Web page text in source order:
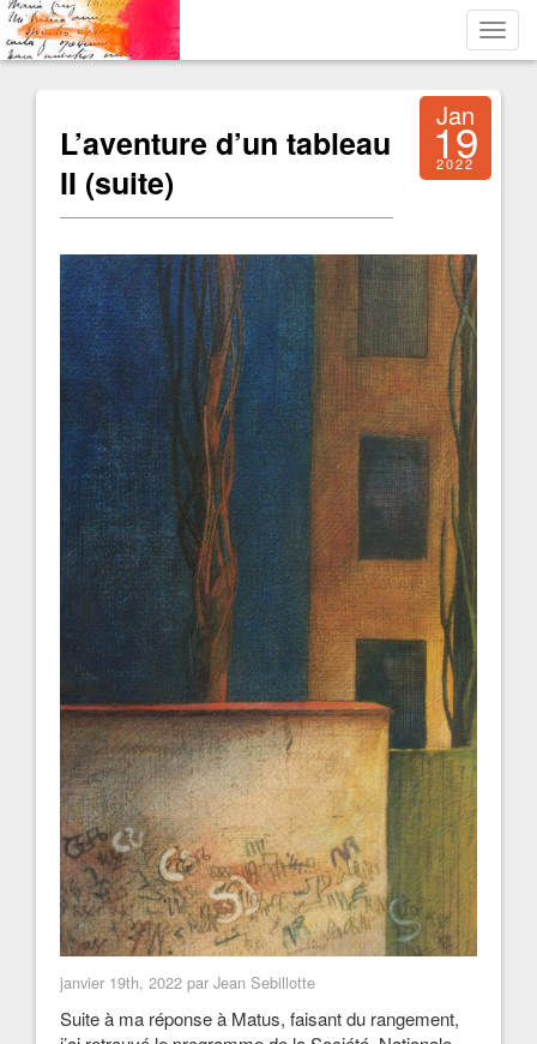
L’aventure d’un tableau
II (suite)
Jan
19
2022
janvier 19th, 2022 par Jean Sebillotte
Suite à ma réponse à Matus, faisant du rangement,